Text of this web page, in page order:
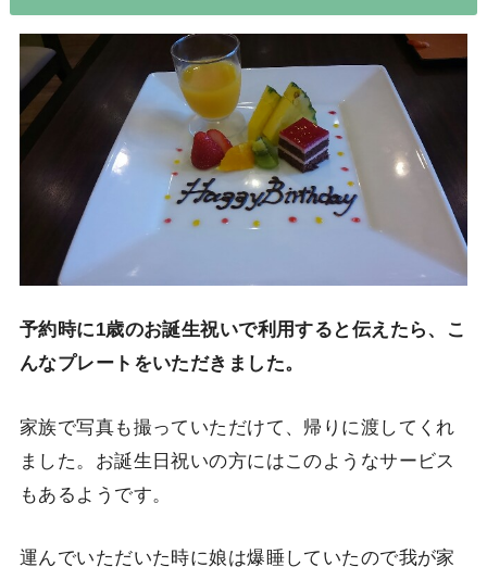
予約時に1歳のお誕生祝いで利用すると伝えたら、こ
んなプレートをいただきました。
家族で写真も撮っていただけて、帰りに渡してくれ
ました。お誕生日祝いの方にはこのようなサービス
もあるようです。
運んでいただいた時に娘は爆睡していたので我が家